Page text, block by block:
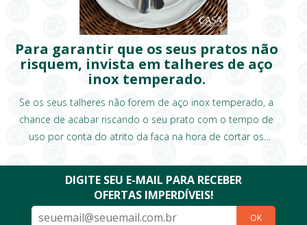
Para garantir que os seus pratos não
risquem, invista em talheres de aço
inox temperado.
Se os seus talheres não forem de aço inox temperado, a
chance de acabar riscando o seu prato com o tempo de
uso por conta do atrito da faca na hora de cortar os
DIGITE SEU E-MAIL PARA RECEBER
OFERTAS IMPERDÍVEIS!
OK